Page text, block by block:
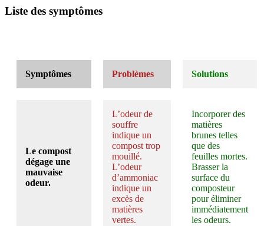
Liste des symptômes
Symptômes Problèmes Solutions
Le compost
dégage une
mauvaise
odeur.
L’odeur de
souffre
indique un
compost trop
mouillé.
L’odeur
d’ammoniac
indique un
excès de
matières
vertes.
Incorporer des
matières
brunes telles
que des
feuilles mortes.
Brasser la
surface du
composteur
pour éliminer
immédiatement
les odeurs.